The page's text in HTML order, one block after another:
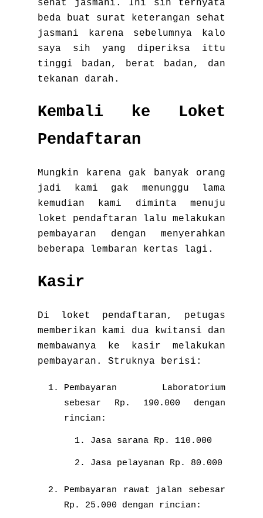
sehat jasmani. Ini sih ternyata
beda buat surat keterangan sehat
jasmani karena sebelumnya kalo
saya sih yang diperiksa ittu
tinggi badan, berat badan, dan
tekanan darah.
Kembali ke Loket
Pendaftaran
Mungkin karena gak banyak orang
jadi kami gak menunggu lama
kemudian kami diminta menuju
loket pendaftaran lalu melakukan
pembayaran dengan menyerahkan
beberapa lembaran kertas lagi.
Kasir
Di loket pendaftaran, petugas
memberikan kami dua kwitansi dan
membawanya ke kasir melakukan
pembayaran. Struknya berisi:
Pembayaran Laboratorium
sebesar Rp. 190.000 dengan
rincian:
Jasa sarana Rp. 110.000
Jasa pelayanan Rp. 80.000
Pembayaran rawat jalan sebesar
Rp. 25.000 dengan rincian: